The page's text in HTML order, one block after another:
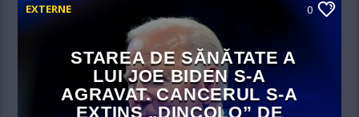
EXTERNE 0
STAREA DE SĂNĂTATE A
LUI JOE BIDEN S-A
AGRAVAT. CANCERUL S-A
EXTINS „DINCOLO” DE